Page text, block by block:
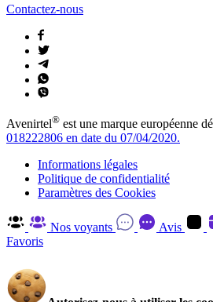
Contactez-nous
Avenirtel® est une marque européenne
018222806 en date du 07/04/2020.
Informations légales
Politique de confidentialité
Paramètres des Cookies
Nos voyants Avis
Favoris